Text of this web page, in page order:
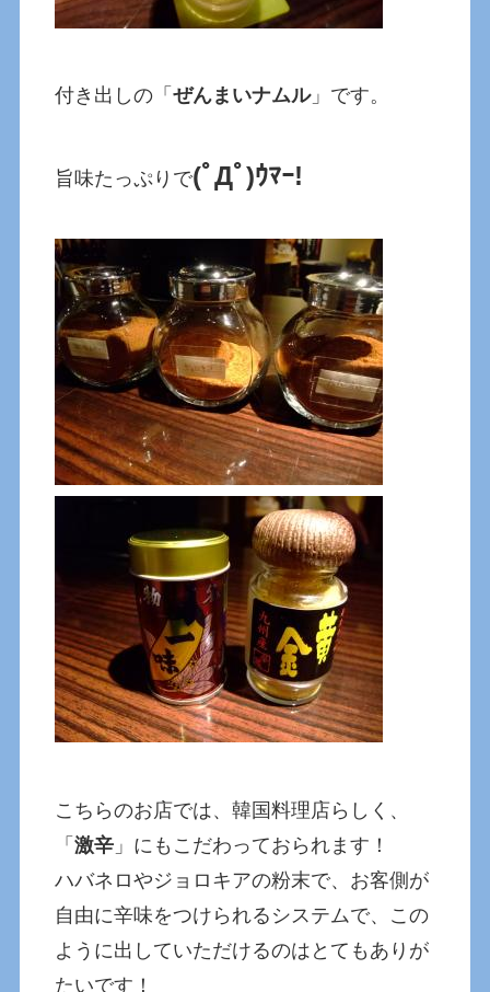
付き出しの「ぜんまいナムル」です。
旨味たっぷりで(ﾟДﾟ)ｳﾏｰ!
こちらのお店では、韓国料理店らしく、
「激辛 」にもこだわっておられます！
ハバネロやジョロキアの粉末で、お客側が
自由に辛味をつけられるシステムで、この
ように出していただけるのはとてもありが
たいです！